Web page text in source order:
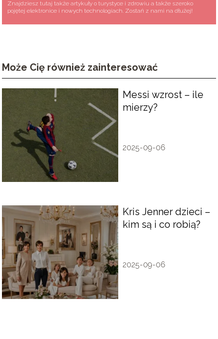
Znajdziesz tutaj także artykuły o turystyce i zdrowiu a także szeroko
pojętej elektronice i nowych technologiach. Zostań z nami na dłużej!
Może Cię również zainteresować
Messi wzrost – ile
mierzy?
2025-09-06
Kris Jenner dzieci –
kim są i co robią?
2025-09-06